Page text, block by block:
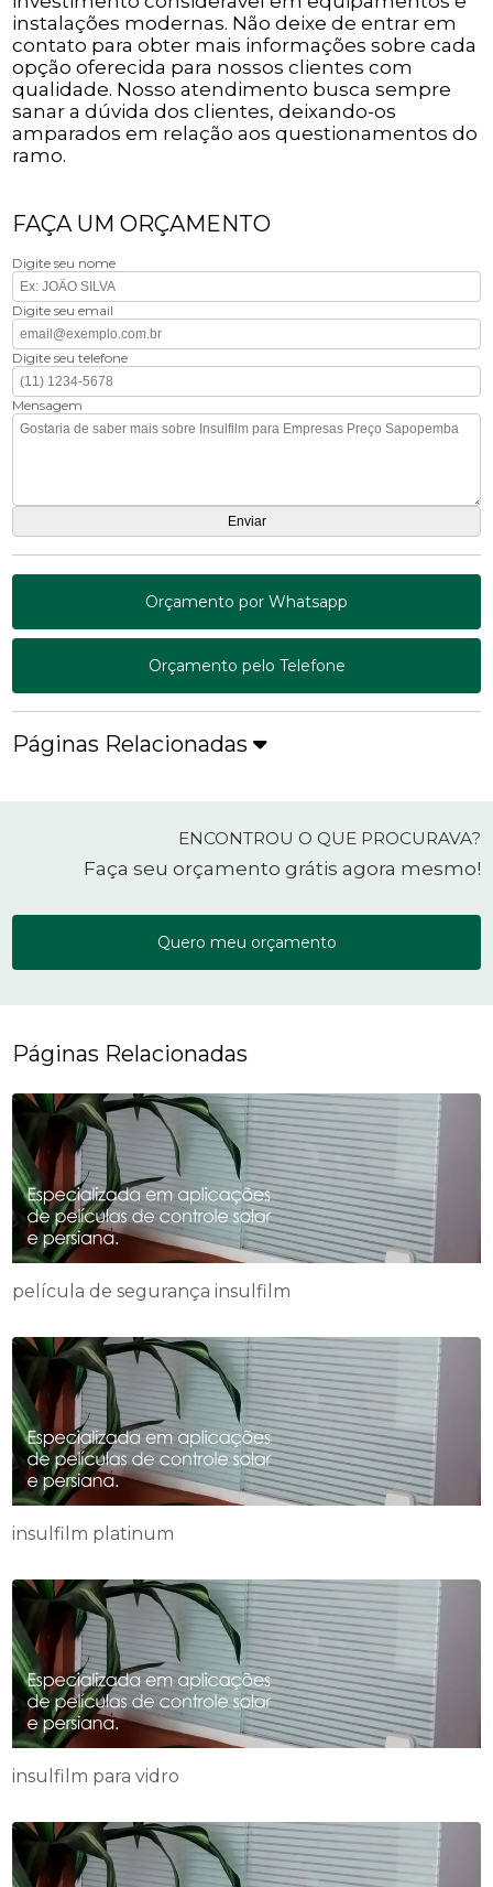
instalações modernas. Não deixe de entrar em
contato para obter mais informações sobre cada
opção oferecida para nossos clientes com
qualidade. Nosso atendimento busca sempre
sanar a dúvida dos clientes, deixando-os
amparados em relação aos questionamentos do
ramo.
FAÇA UM ORÇAMENTO
Digite seu nome
Digite seu email
Digite seu telefone
Mensagem
Orçamento por Whatsapp
Orçamento pelo Telefone
Páginas Relacionadas
ENCONTROU O QUE PROCURAVA?
Faça seu orçamento grátis agora mesmo!
Quero meu orçamento
Páginas Relacionadas
película de segurança insulfilm
insulfilm platinum
insulfilm para vidro